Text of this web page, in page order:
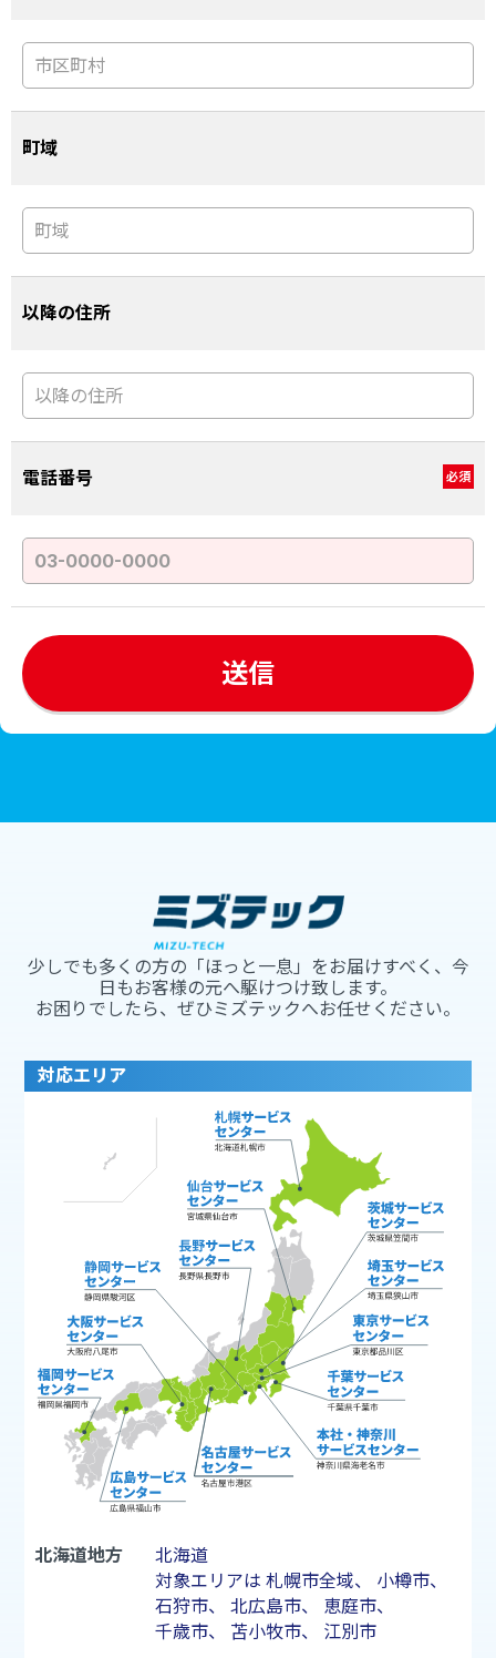
町域
以降の住所
電話番号 必須
少しでも多くの方の「ほっと一息」をお届けすべく、今
日もお客様の元へ駆けつけ致します。
お困りでしたら、ぜひミズテックへお任せください。
対応エリア
北海道地方
北海道
対象エリアは 札幌市全域、 小樽市、
石狩市、 北広島市、 恵庭市、
千歳市、 苫小牧市、 江別市